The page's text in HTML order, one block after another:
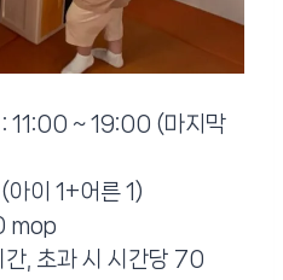
: 11:00 ~ 19:00 (마지막
이 1+어른 1)
mop
간, 초과 시 시간당 70